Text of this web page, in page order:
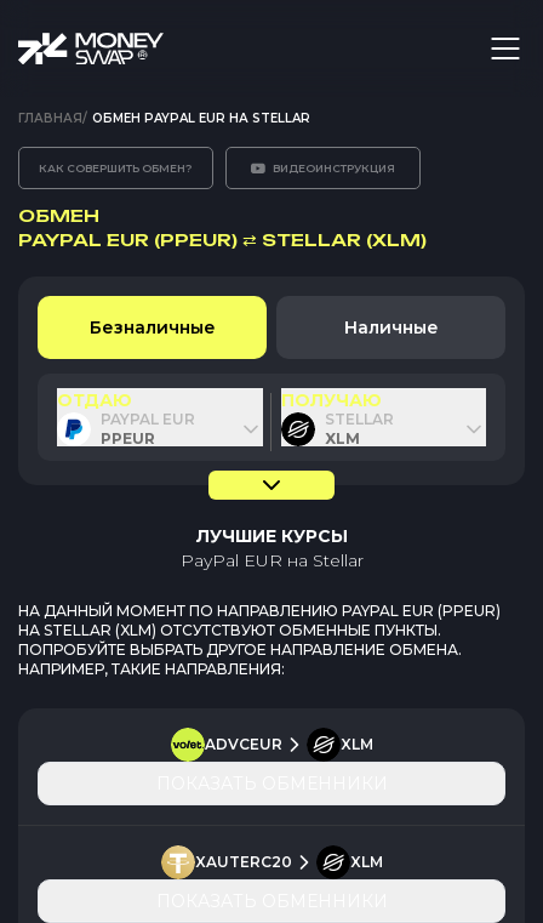
ГЛАВНАЯ/ ОБМЕН PAYPAL EUR НА STELLAR
КАК СОВЕРШИТЬ ОБМЕН? ВИДЕОИНСТРУКЦИЯ
ОБМЕН
PAYPAL EUR (PPEUR) ⇄ STELLAR (XLM)
Безналичные Наличные
ОТДАЮ
PAYPAL EUR
PPEUR
ПОЛУЧАЮ
STELLAR
XLM
ЛУЧШИЕ КУРСЫ
PayPal EUR на Stellar
НА ДАННЫЙ МОМЕНТ ПО НАПРАВЛЕНИЮ PAYPAL EUR (PPEUR)
НА STELLAR (XLM) ОТСУТСТВУЮТ ОБМЕННЫЕ ПУНКТЫ.
ПОПРОБУЙТЕ ВЫБРАТЬ ДРУГОЕ НАПРАВЛЕНИЕ ОБМЕНА.
НАПРИМЕР, ТАКИЕ НАПРАВЛЕНИЯ:
ADVCEUR XLM
XAUTERC20 XLM